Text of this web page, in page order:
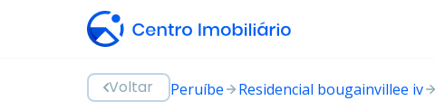
Voltar Peruíbe Residencial bougainvillee iv